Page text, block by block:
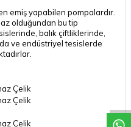
emiş yapabilen pompalardır.
olduğundan bu tip
balık çiftliklerinde,
ve endüstriyel tesislerde
Çelik
Çelik
Çelik